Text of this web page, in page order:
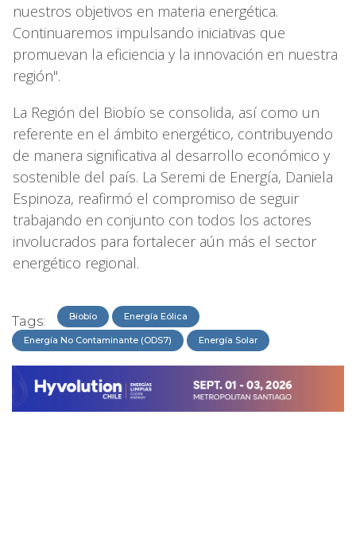
nuestros objetivos en materia energética.
Continuaremos impulsando iniciativas que
promuevan la eficiencia y la innovación en nuestra
región".
La Región del Biobío se consolida, así como un
referente en el ámbito energético, contribuyendo
de manera significativa al desarrollo económico y
sostenible del país. La Seremi de Energía, Daniela
Espinoza, reafirmó el compromiso de seguir
trabajando en conjunto con todos los actores
involucrados para fortalecer aún más el sector
energético regional.
Tags: Biobío Energía Eólica
Energía No Contaminante (ODS7) Energía Solar